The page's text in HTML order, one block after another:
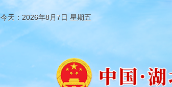
今天：2026年8月7日 星期五